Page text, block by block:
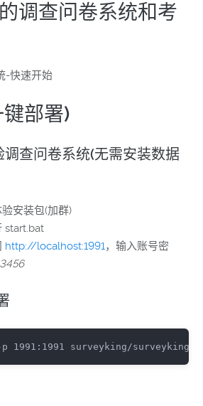
调查问卷系统和考
-快速开始
部署)
调查问卷系统(无需安装数据
安装包(加群)
start.bat
http://localhost:1991，输入账号密
1991:1991 surveyking/surveyking